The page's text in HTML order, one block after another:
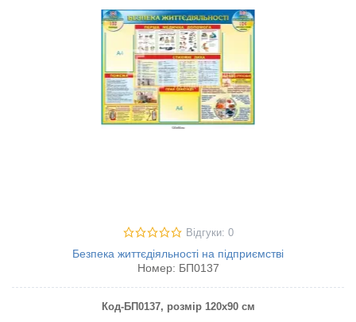
Відгуки: 0
Безпека життєдіяльності на підприємстві
Номер: БП0137
Код-БП0137, розмір 120х90 см